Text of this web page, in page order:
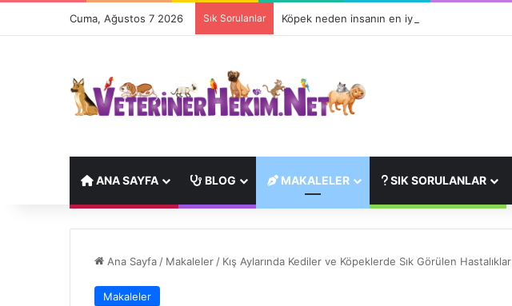
Cuma, Ağustos 7 2026 Sık Sorulanlar Köpek neden insanın en iyi dostudur?
ANA SAYFA BLOG MAKALELER SIK SORULANLAR
Ana Sayfa/ Makaleler/ Kış Aylarında Kediler ve Köpeklerde Sık Görülen Hastalıklar
Makaleler